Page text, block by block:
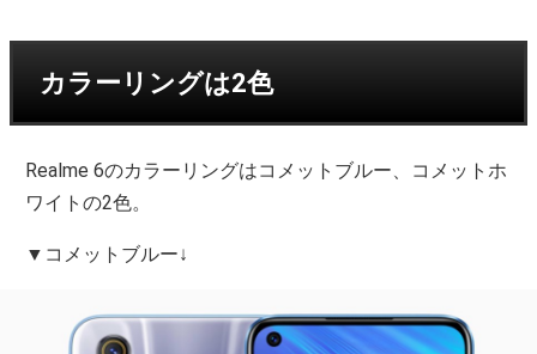
カラーリングは2色
Realme 6のカラーリングはコメットブルー、コメットホ
ワイトの2色。
▼コメットブルー↓